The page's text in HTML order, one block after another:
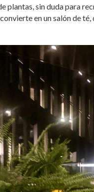
plantas, sin duda para
en un salón de